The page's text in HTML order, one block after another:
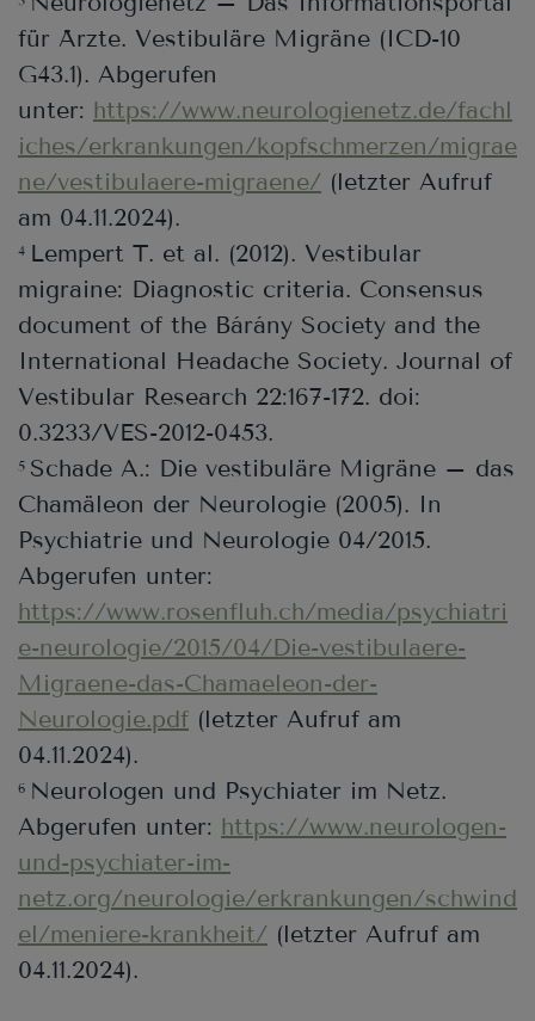
für Ärzte. Vestibuläre Migräne (ICD-10
G43.1). Abgerufen
unter: https://www.neurologienetz.de/fachl
iches/erkrankungen/kopfschmerzen/migrae
ne/vestibulaere-migraene/ (letzter Aufruf
am 04.11.2024).
4 Lempert T. et al. (2012). Vestibular
migraine: Diagnostic criteria. Consensus
document of the Bárány Society and the
International Headache Society. Journal of
Vestibular Research 22:167-172. doi:
0.3233/VES-2012-0453.
5 Schade A.: Die vestibuläre Migräne – das
Chamäleon der Neurologie (2005). In
Psychiatrie und Neurologie 04/2015.
Abgerufen unter:
https://www.rosenfluh.ch/media/psychiatri
e-neurologie/2015/04/Die-vestibulaere-
Migraene-das-Chamaeleon-der-
Neurologie.pdf (letzter Aufruf am
04.11.2024).
6 Neurologen und Psychiater im Netz.
Abgerufen unter: https://www.neurologen-
und-psychiater-im-
netz.org/neurologie/erkrankungen/schwind
el/meniere-krankheit/ (letzter Aufruf am
04.11.2024).